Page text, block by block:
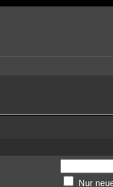
Nur